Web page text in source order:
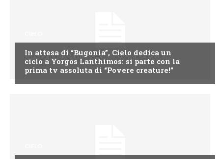
In attesa di “Bugonia”, Cielo dedica un
ciclo a Yorgos Lanthimos: si parte con la
prima tv assoluta di “Povere creature!”